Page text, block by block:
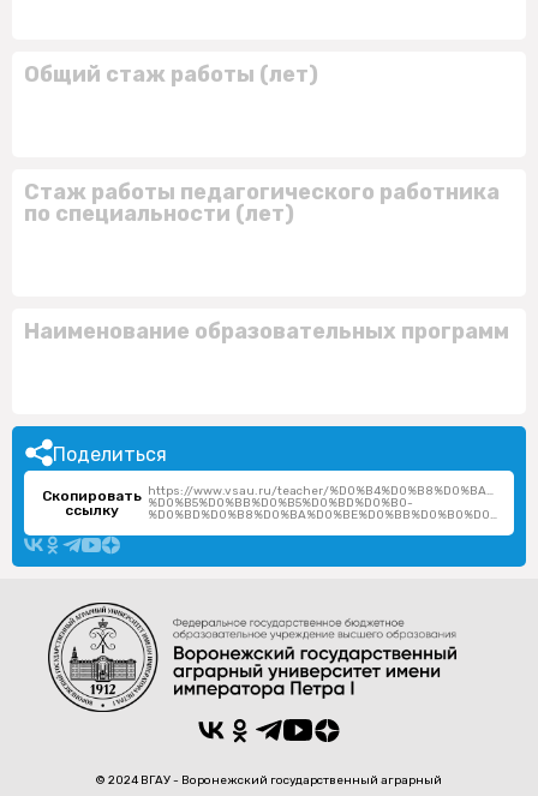
Общий стаж работы (лет)
Стаж работы педагогического работника
по специальности (лет)
Наименование образовательных программ
Поделиться
Скопировать
ссылку
https://www.vsau.ru/teacher/
%D0%B5%D0%BB%D0%B5%D0%BD%D0%B0-
%D0%BD%D0%B8%D0%BA%D0%BE%D0%BB%D0%B0%D0%B5%D0%B2%D0%BD%D0%B0/
© 2024 ВГАУ - Воронежский государственный аграрный